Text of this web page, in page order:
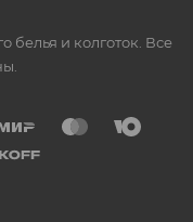
белья и колготок. Все